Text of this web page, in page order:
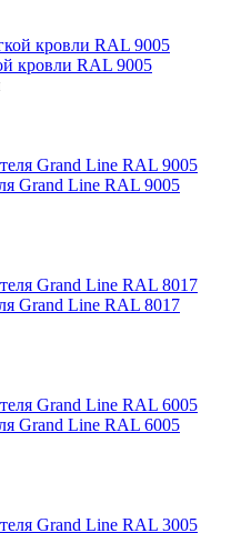
кровли RAL 9005
Grand Line RAL 9005
Grand Line RAL 8017
Grand Line RAL 6005